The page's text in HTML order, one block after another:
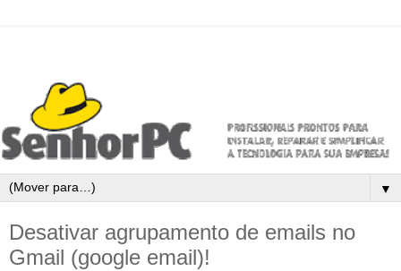
▼
Desativar agrupamento de emails no
Gmail (google email)!